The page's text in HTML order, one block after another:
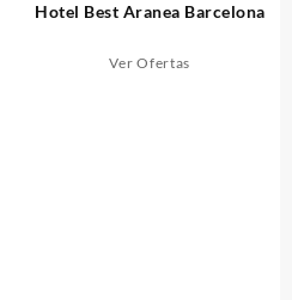
Hotel Best Aranea Barcelona
Ver Ofertas